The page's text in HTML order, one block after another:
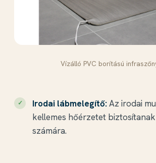
Vízálló PVC borítású
Irodai lábmelegítő:Az irodai
kellemes hőérzetet
számára.